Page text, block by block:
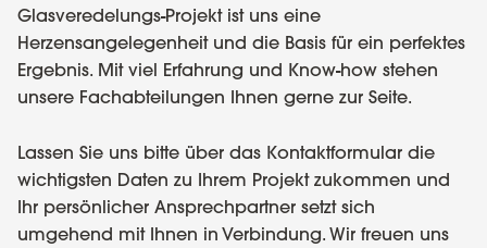
Glasveredelungs-Projekt ist uns eine
Herzensangelegenheit und die Basis für ein perfektes
Ergebnis. Mit viel Erfahrung und Know-how stehen
unsere Fachabteilungen Ihnen gerne zur Seite.
Lassen Sie uns bitte über das Kontaktformular die
wichtigsten Daten zu Ihrem Projekt zukommen und
Ihr persönlicher Ansprechpartner setzt sich
umgehend mit Ihnen in Verbindung. Wir freuen uns